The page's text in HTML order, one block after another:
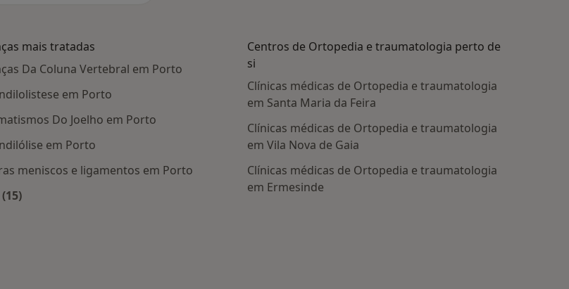
mais tratadas
Da Coluna Vertebral em Porto
em Porto
Do Joelho em Porto
em Porto
meniscos e ligamentos em Porto
Centros de Ortopedia e traumatologia perto de
si
Clínicas médicas de Ortopedia e traumatologia
em Santa Maria da Feira
Clínicas médicas de Ortopedia e traumatologia
em Vila Nova de Gaia
Clínicas médicas de Ortopedia e traumatologia
em Ermesinde